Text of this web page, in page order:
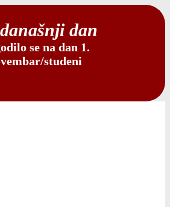
dan
se na dan 1.
studeni